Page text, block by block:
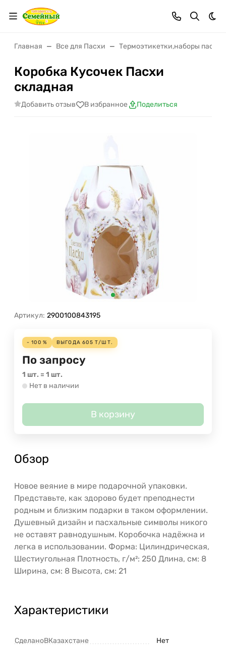
Главная Все для Пасхи Термоэтикетки,наборы
Коробка Кусочек Пасхи
складная
Добавить отзыв В избранное Поделиться
Артикул: 2900100843195
- 100 % ВЫГОДА605 Т/ШТ.
По запросу
1 шт. = 1 шт.
Нет в наличии
В корзину
Обзор
Новое веяние в мире подарочной упаковки.
Представьте, как здорово будет преподнести
родным и близким подарки в таком оформлении.
Душевный дизайн и пасхальные символы никого
не оставят равнодушным. Коробочка надёжна и
легка в использовании. Форма: Цилиндрическая,
Шестиугольная Плотность, г/м²: 250 Длина, см: 8
Ширина, см: 8 Высота, см: 21
Характеристики
СделаноВКазахстане Нет